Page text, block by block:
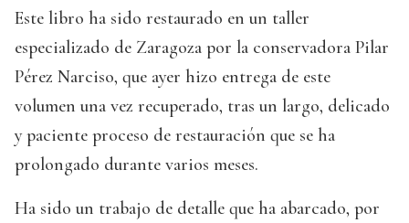
Este libro ha sido restaurado en un taller
especializado de Zaragoza por la conservadora Pilar
Pérez Narciso, que ayer hizo entrega de este
volumen una vez recuperado, tras un largo, delicado
y paciente proceso de restauración que se ha
prolongado durante varios meses.
Ha sido un trabajo de detalle que ha abarcado, por